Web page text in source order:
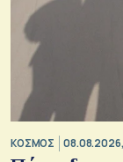
ΚΟΣΜΟΣ